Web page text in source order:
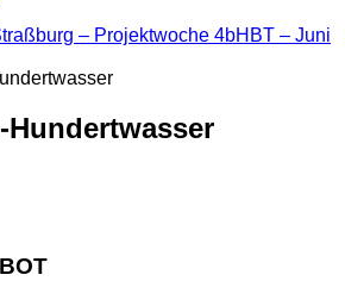
– Projektwoche 4bHBT – Juni
Hundertwasser